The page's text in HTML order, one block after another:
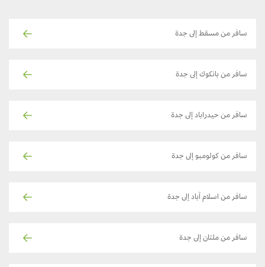
سافر من مسقط إلى جدة
سافر من بانكوك إلى جدة
سافر من حيدراباد إلى جدة
سافر من كولومبو إلى جدة
سافر من اسلام آباد إلى جدة
سافر من ملتان إلى جدة